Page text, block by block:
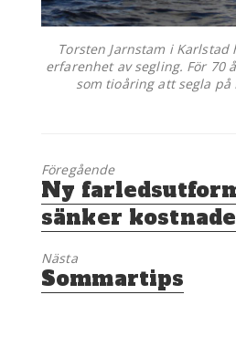
Torsten Jarnstam i Karlstad
erfarenhet av segling. För 70
som tioåring att segla på
Föregående
Föregående
inlägg:
Ny
sänker
Nästa
Nästa
inlägg:
Sommartips